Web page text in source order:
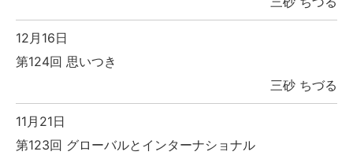
12月16日
第124回 思いつき
三砂 ちづる
11月21日
第123回 グローバルとインターナショナル